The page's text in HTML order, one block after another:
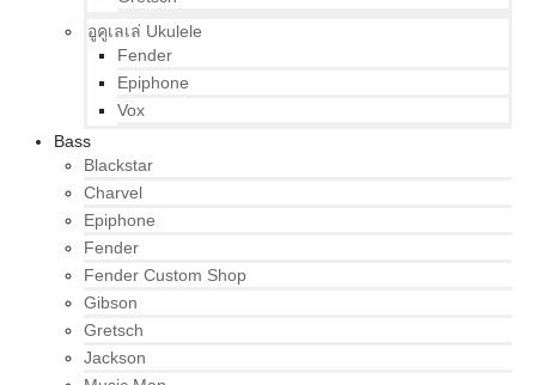
อูคูเลเล่ Ukulele
Fender
Epiphone
Vox
Bass
Blackstar
Charvel
Epiphone
Fender
Fender Custom Shop
Gibson
Gretsch
Jackson